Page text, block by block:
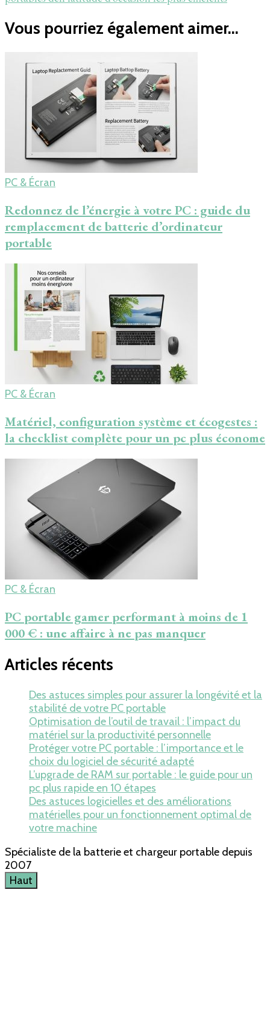
Vous pourriez également aimer...
PC & Écran
Redonnez de l’énergie à votre PC : guide du
remplacement de batterie d’ordinateur
portable
PC & Écran
Matériel, configuration système et écogestes :
la checklist complète pour un pc plus économe
PC & Écran
PC portable gamer performant à moins de 1
000 € : une affaire à ne pas manquer
Articles récents
Des astuces simples pour assurer la longévité et la
stabilité de votre PC portable
Optimisation de l’outil de travail : l’impact du
matériel sur la productivité personnelle
Protéger votre PC portable : l’importance et le
choix du logiciel de sécurité adapté
L’upgrade de RAM sur portable : le guide pour un
pc plus rapide en 10 étapes
Des astuces logicielles et des améliorations
matérielles pour un fonctionnement optimal de
votre machine
Spécialiste de la batterie et chargeur portable depuis
2007
Haut